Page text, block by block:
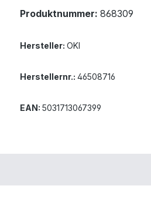
Produktnummer: 868309
Hersteller: OKI
Herstellernr.: 46508716
EAN: 5031713067399